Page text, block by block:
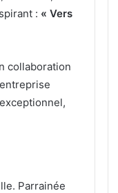
: « Vers
collaboration
Parrainée